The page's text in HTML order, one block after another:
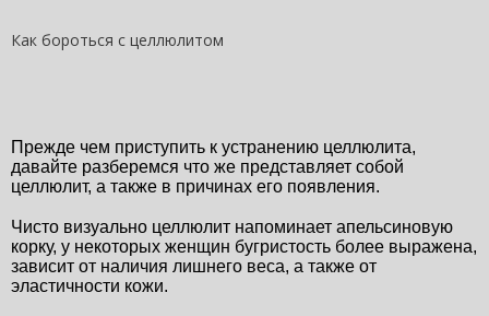
Как бороться с целлюлитом
Прежде чем приступить к устранению целлюлита,
давайте разберемся что же представляет собой
целлюлит, а также в причинах его появления.
Чисто визуально целлюлит напоминает апельсиновую
корку, у некоторых женщин бугристость более выражена,
зависит от наличия лишнего веса, а также от
эластичности кожи.